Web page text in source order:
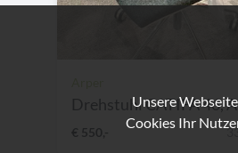
Drehstuhl CATIFA 46,
€ 550,-
Unsere
Cookies Ihr